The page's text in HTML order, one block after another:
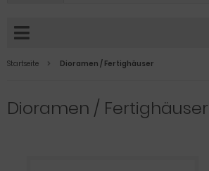
Startseite Dioramen / Fertighäuser
Dioramen / Fertighäuser